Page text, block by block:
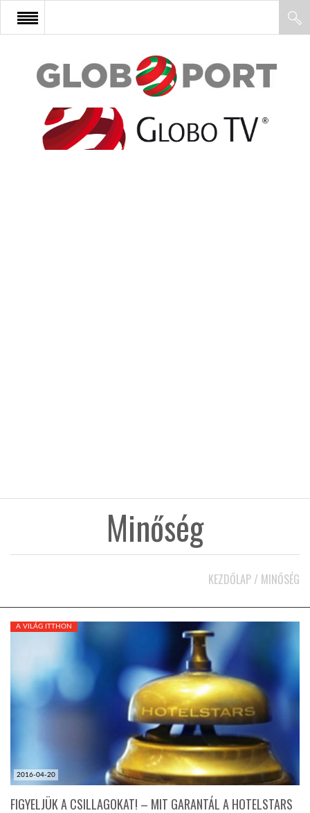
FŐOLDAL
AFRIKA
HÍR3D
GLOBOTV
A NAP SZÉPE
Minőség
KEZDŐLAP / MINŐSÉG
2016-04-20
A VILÁG ITTHON
FIGYELJÜK A CSILLAGOKAT! – MIT GARANTÁL A HOTELSTARS